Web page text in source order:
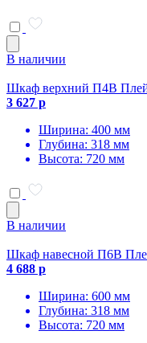
В наличии
Шкаф верхний П4В
3 627 р
Ширина: 400 мм
Глубина: 318 мм
Высота: 720 мм
В наличии
Шкаф навесной П6В
4 688 р
Ширина: 600 мм
Глубина: 318 мм
Высота: 720 мм